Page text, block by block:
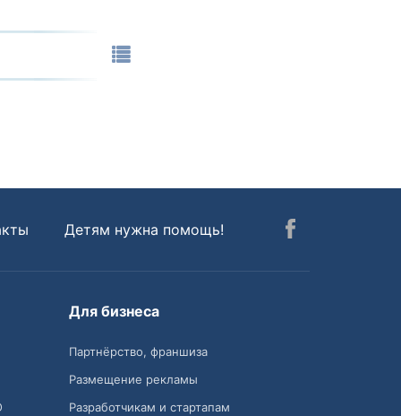
Детям нужна помощь!
Для бизнеса
Партнёрство, франшиза
Размещение рекламы
Разработчикам и стартапам